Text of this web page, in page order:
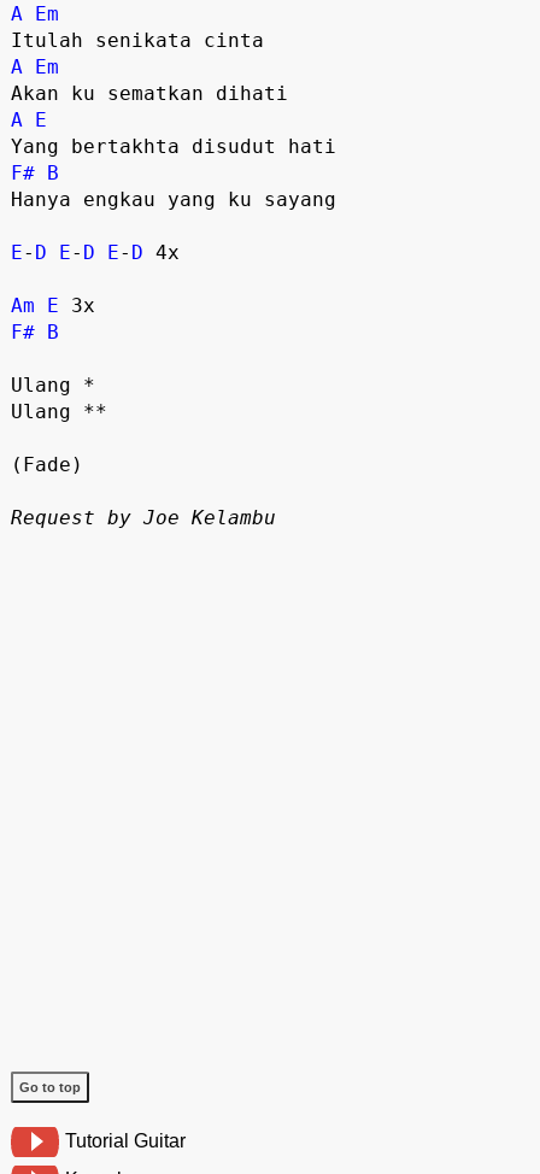
A Em
Itulah senikata cinta
A Em
Akan ku sematkan dihati
A E
Yang bertakhta disudut hati
F# B
Hanya engkau yang ku sayang
E- D E- D E- D 4x
Am E 3x
F# B
Ulang *
Ulang **
(Fade)
Request by Joe Kelambu
Go to top
Tutorial Guitar